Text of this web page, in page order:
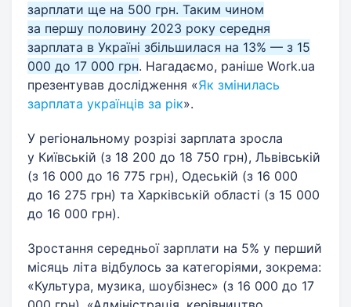
зарплати ще на 500 грн. Таким чином
за першу половину 2023 року середня
зарплата в Україні збільшилася на 13% — з 15
000 до 17 000 грн. Нагадаємо, раніше Work.ua
презентував дослідження «Як змінилась
зарплата українців за рік».
У регіональному розрізі зарплата зросла
у Київській (з 18 200 до 18 750 грн), Львівській
(з 16 000 до 16 775 грн), Одеській (з 16 000
до 16 275 грн) та Харківській області (з 15 000
до 16 000 грн).
Зростання середньої зарплати на 5% у перший
місяць літа відбулось за категоріями, зокрема:
«Культура, музика, шоубізнес» (з 16 000 до 17